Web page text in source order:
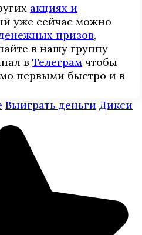
акциях и
уже сейчас можно
призов,
в нашу группу
в Телеграм чтобы
первыми быстро и в
Выиграть деньги Дикси